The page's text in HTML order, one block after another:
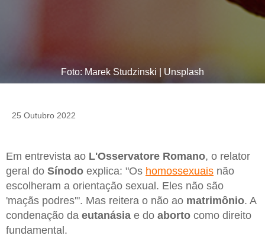
Foto: Marek Studzinski | Unsplash
25 Outubro 2022
Em entrevista ao L'Osservatore Romano, o relator
geral do Sínodo explica: "Os homossexuais não
escolheram a orientação sexual. Eles não são
'maçãs podres'". Mas reitera o não ao matrimônio. A
condenação da eutanásia e do aborto como direito
fundamental.